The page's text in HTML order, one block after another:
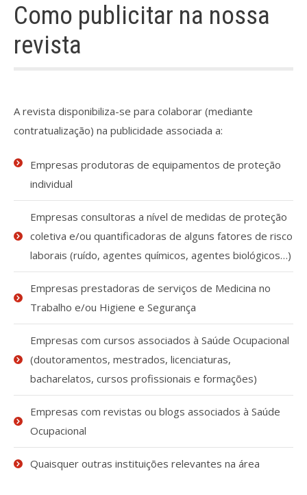
Processo de submissão
Submeta aqui
Formação Profissional
Bolsa de emprego (oferta/
procura)
Sugestões para os Leitores
Investigarem
Congressos
Candidatura a revisor
Artigos recentes
Revistas previamente publicadas
Como publicitar na nossa revista
Contatos
Como publicitar na nossa
revista
A revista disponibiliza-se para colaborar (mediante
contratualização) na publicidade associada a:
Empresas produtoras de equipamentos de proteção
individual
Empresas consultoras a nível de medidas de proteção
coletiva e/ou quantificadoras de alguns fatores de risco
laborais (ruído, agentes químicos, agentes biológicos…)
Empresas prestadoras de serviços de Medicina no
Trabalho e/ou Higiene e Segurança
Empresas com cursos associados à Saúde Ocupacional
(doutoramentos, mestrados, licenciaturas,
bacharelatos, cursos profissionais e formações)
Empresas com revistas ou blogs associados à Saúde
Ocupacional
Quaisquer outras instituições relevantes na área